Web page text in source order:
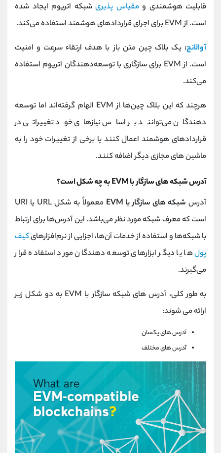
قابلیت هوشمندی ومقیاس‌ پذیری شبکه اتریوم ایجاد شده
است. از EVM برای اجرای قراردادهای هوشمند استفاده می‌کند.
آوالانچ: یک بلاک چین متن‌ باز با هدف ارتقاء سرعت و امنیت
است. از EVM برای سازگاری با توسعه‌دهندگان اتریوم استفاده
می‌کند.
هرچند که این بلاک چین‌ها از EVM الهام گرفته‌اند اما توسعه‌
دهندگان می‌توانند بر اساس نیازهای خود تغییراتی در
قراردادهای هوشمند اعمال کنند یا برخی از تغییرات خود را به
ماشین‌ های مجازی دیگر اضافه کنند.
آدرس شبکه‌ های سازگار با EVM به چه شکل است؟
آدرس شبکه‌ های سازگار با EVM
معمولاً به شکل URL یا URI
است که معرف شبکه مورد نظر می‌باشد. این آدرس‌ها برای ارتباط
با شبکه‌ها و استفاده از خدمات آن‌ها، اجزایی از نرم‌افزارهایکیف‌
پول‌ها یا دیگر ابزارهای توسعه دهندگان مورد استفاده قرار
می‌گیرند.
به طور کلی، آدرس های شبکه سازگار با EVM به دو شکل زیر
ارائه می شوند:
آدرس های یکسان
آدرس های مختلف